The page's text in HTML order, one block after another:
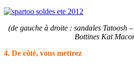
(de gauche à droite : sandales Tatoosh
Bottines Kat
4. De côté, vous mettrez